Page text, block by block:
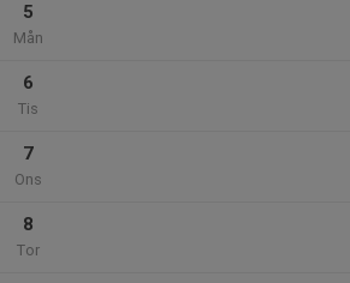
5
Mån
6
Tis
7
Ons
8
Tor